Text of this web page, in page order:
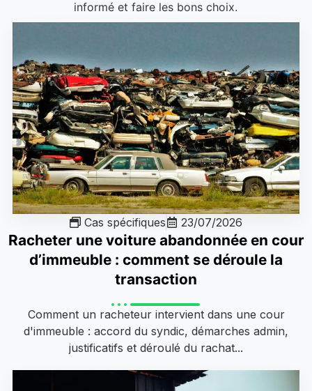
informé et faire les bons choix.
Cas spécifiques 23/07/2026
Racheter une voiture abandonnée en cour
d’immeuble : comment se déroule la
transaction
Comment un racheteur intervient dans une cour
d'immeuble : accord du syndic, démarches admin,
justificatifs et déroulé du rachat...